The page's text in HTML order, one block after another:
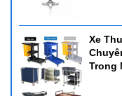
Xe
Trong